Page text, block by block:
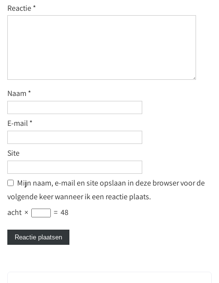
Reactie*
Naam *
E-mail*
Site
Mijn naam, e-mail en site opslaan in deze browser voor de
volgende keer wanneer ik een reactie plaats.
acht × = 48